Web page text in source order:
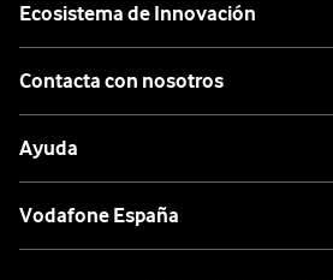
Ecosistema de Innovación
Contacta con nosotros
Ayuda
Vodafone España